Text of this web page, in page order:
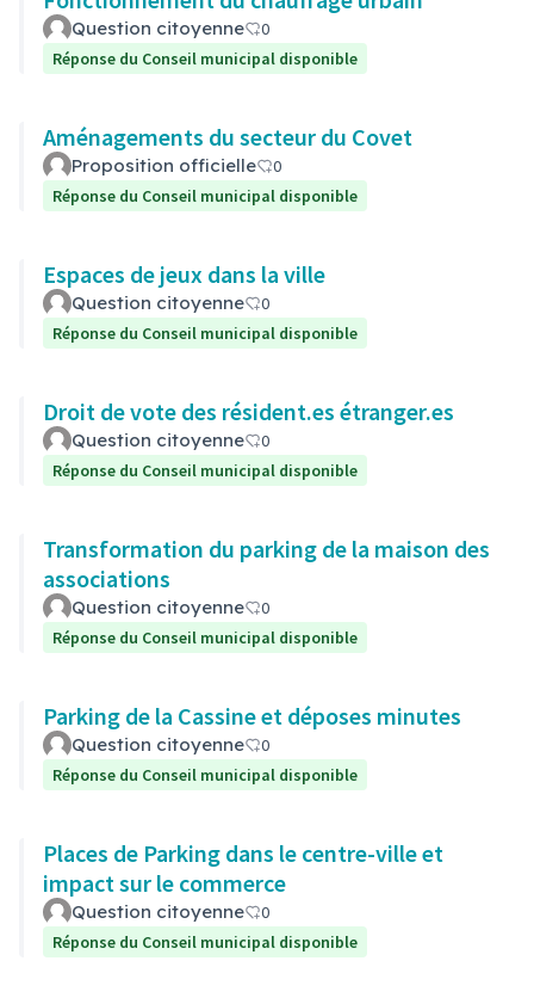
Question citoyenne
0
Réponse du Conseil municipal disponible
Aménagements du secteur du Covet
Proposition officielle
0
Réponse du Conseil municipal disponible
Espaces de jeux dans la ville
Question citoyenne
0
Réponse du Conseil municipal disponible
Droit de vote des résident.es étranger.es
Question citoyenne
0
Réponse du Conseil municipal disponible
Transformation du parking de la maison des
associations
Question citoyenne
0
Réponse du Conseil municipal disponible
Parking de la Cassine et déposes minutes
Question citoyenne
0
Réponse du Conseil municipal disponible
Places de Parking dans le centre-ville et
impact sur le commerce
Question citoyenne
0
Réponse du Conseil municipal disponible